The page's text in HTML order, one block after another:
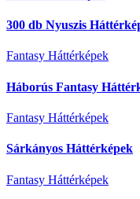
300 db Nyuszis
Fantasy Háttérképek
Háborús Fantasy
Fantasy Háttérképek
Sárkányos Háttérképek
Fantasy Háttérképek